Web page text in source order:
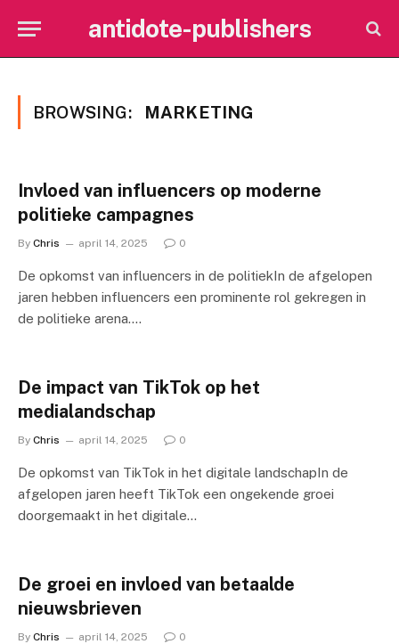
antidote-publishers
BROWSING: MARKETING
Invloed van influencers op moderne
politieke campagnes
By Chris april 14, 2025 0
De opkomst van influencers in de politiekIn de afgelopen
jaren hebben influencers een prominente rol gekregen in
de politieke arena.…
De impact van TikTok op het
medialandschap
By Chris april 14, 2025 0
De opkomst van TikTok in het digitale landschapIn de
afgelopen jaren heeft TikTok een ongekende groei
doorgemaakt in het digitale…
De groei en invloed van betaalde
nieuwsbrieven
By Chris april 14, 2025 0